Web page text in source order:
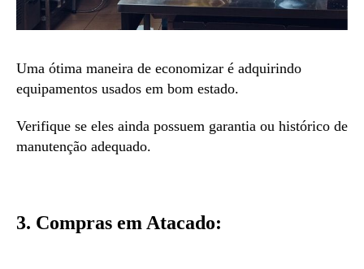
Uma ótima maneira de economizar é adquirindo
equipamentos usados em bom estado.
Verifique se eles ainda possuem garantia ou histórico de
manutenção adequado.
3. Compras em Atacado: